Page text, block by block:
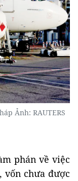
Ảnh: RAUTERS
phán về việc
vốn chưa được